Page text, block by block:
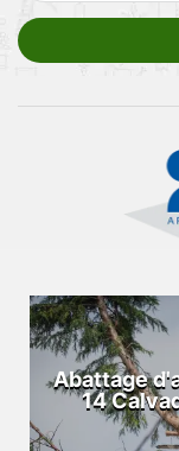
Abattage
14